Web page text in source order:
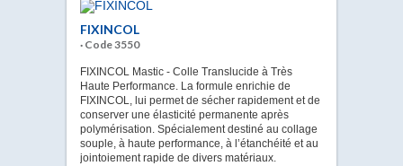
FIXINCOL
· Code 3550
FIXINCOL Mastic - Colle Translucide à Très
Haute Performance. La formule enrichie de
FIXINCOL, lui permet de sécher rapidement et de
conserver une élasticité permanente après
polymérisation. Spécialement destiné au collage
souple, à haute performance, à l’étanchéité et au
jointoiement rapide de divers matériaux.